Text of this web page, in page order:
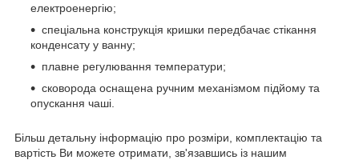
електроенергію;
спеціальна конструкція кришки передбачає стікання
конденсату у ванну;
плавне регулювання температури;
сковорода оснащена ручним механізмом підйому та
опускання чаші.
Більш детальну інформацію про розміри, комплектацію та
вартість Ви можете отримати, зв'язавшись із нашим